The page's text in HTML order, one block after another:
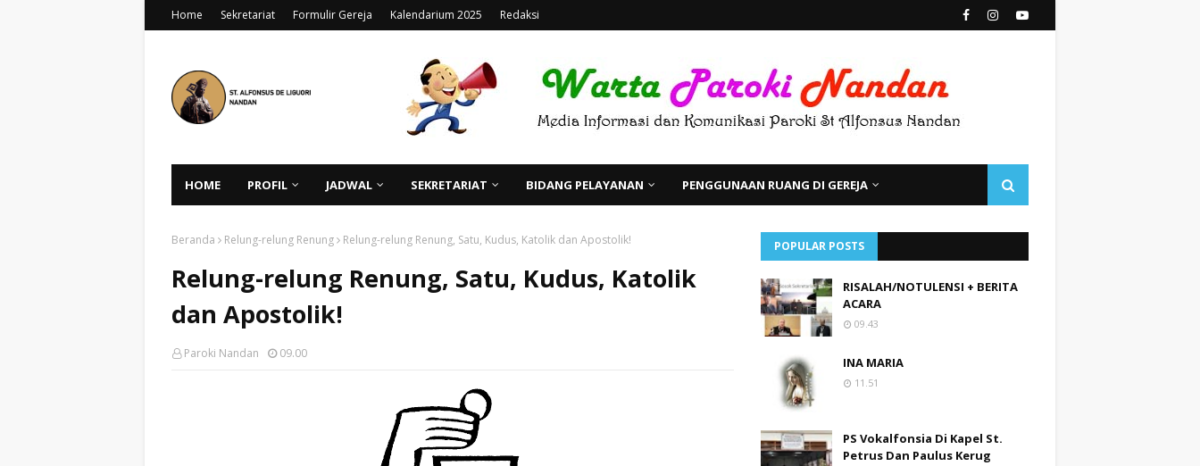
Home Sekretariat Formulir Gereja Kalendarium 2025 Redaksi
HOME PROFIL JADWAL SEKRETARIAT BIDANG PELAYANAN PENGGUNAAN RUANG DI GEREJA
Beranda Relung-relung Renung Relung-relung Renung, Satu, Kudus, Katolik dan Apostolik!
Relung-relung Renung, Satu, Kudus, Katolik
dan Apostolik!
Paroki Nandan 09.00
POPULAR POSTS
RISALAH/NOTULENSI + BERITA
ACARA
09.43
INA MARIA
11.51
PS Vokalfonsia Di Kapel St.
Petrus Dan Paulus Kerug